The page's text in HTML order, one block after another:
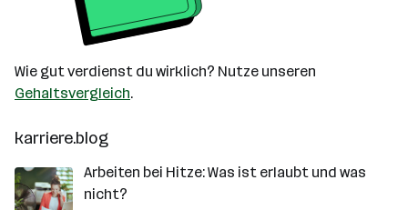
Wie gut verdienst du wirklich? Nutze unseren
Gehaltsvergleich.
karriere.blog
Arbeiten bei Hitze: Was ist erlaubt und was
nicht?